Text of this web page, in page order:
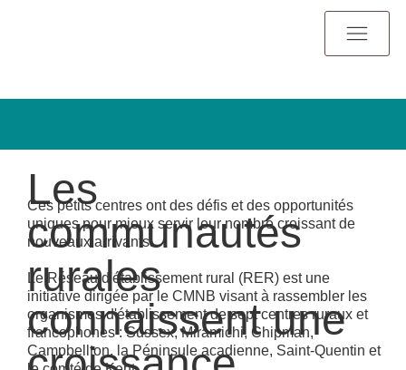
Les
communautés
rurales
connaissent une
Ces petits centres ont des défis et des opportunités
uniques pour mieux servir leur nombre croissant de
nouveaux arrivants.
Le Réseau d'établissement rural (RER) est une
initiative dirigée par le CMNB visant à rassembler les
organismes d'établissement de sept centres ruraux et
francophones : Sussex, Miramichi, Chipman,
Campbellton, la Péninsule acadienne, Saint-Quentin et